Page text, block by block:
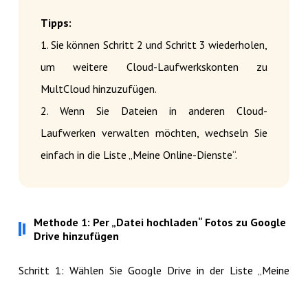
Tipps:
1. Sie können Schritt 2 und Schritt 3 wiederholen,
um weitere Cloud-Laufwerkskonten zu
MultCloud hinzuzufügen.
2. Wenn Sie Dateien in anderen Cloud-
Laufwerken verwalten möchten, wechseln Sie
einfach in die Liste „Meine Online-Dienste“.
Methode 1: Per „Datei hochladen“ Fotos zu Google
Drive hinzufügen
Schritt 1: Wählen Sie Google Drive in der Liste „Meine